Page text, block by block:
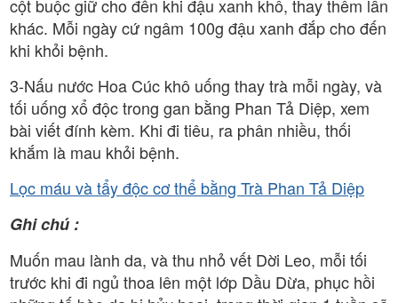
cột buộc giữ cho đến khi đậu xanh khô, thay thêm lần
khác. Mỗi ngày cứ ngâm 100g đậu xanh đắp cho đến
khi khỏi bệnh.
3-Nấu nước Hoa Cúc khô uống thay trà mỗi ngày, và
tối uống xổ độc trong gan bằng Phan Tả Diệp, xem
bài viết đính kèm. Khi đi tiêu, ra phân nhiều, thối
khắm là mau khỏi bệnh.
Lọc máu và tẩy độc cơ thể bằng Trà Phan Tả Diệp
Ghi chú :
Muốn mau lành da, và thu nhỏ vết Dời Leo, mỗi tối
trước khi đi ngủ thoa lên một lớp Dầu Dừa, phục hồi